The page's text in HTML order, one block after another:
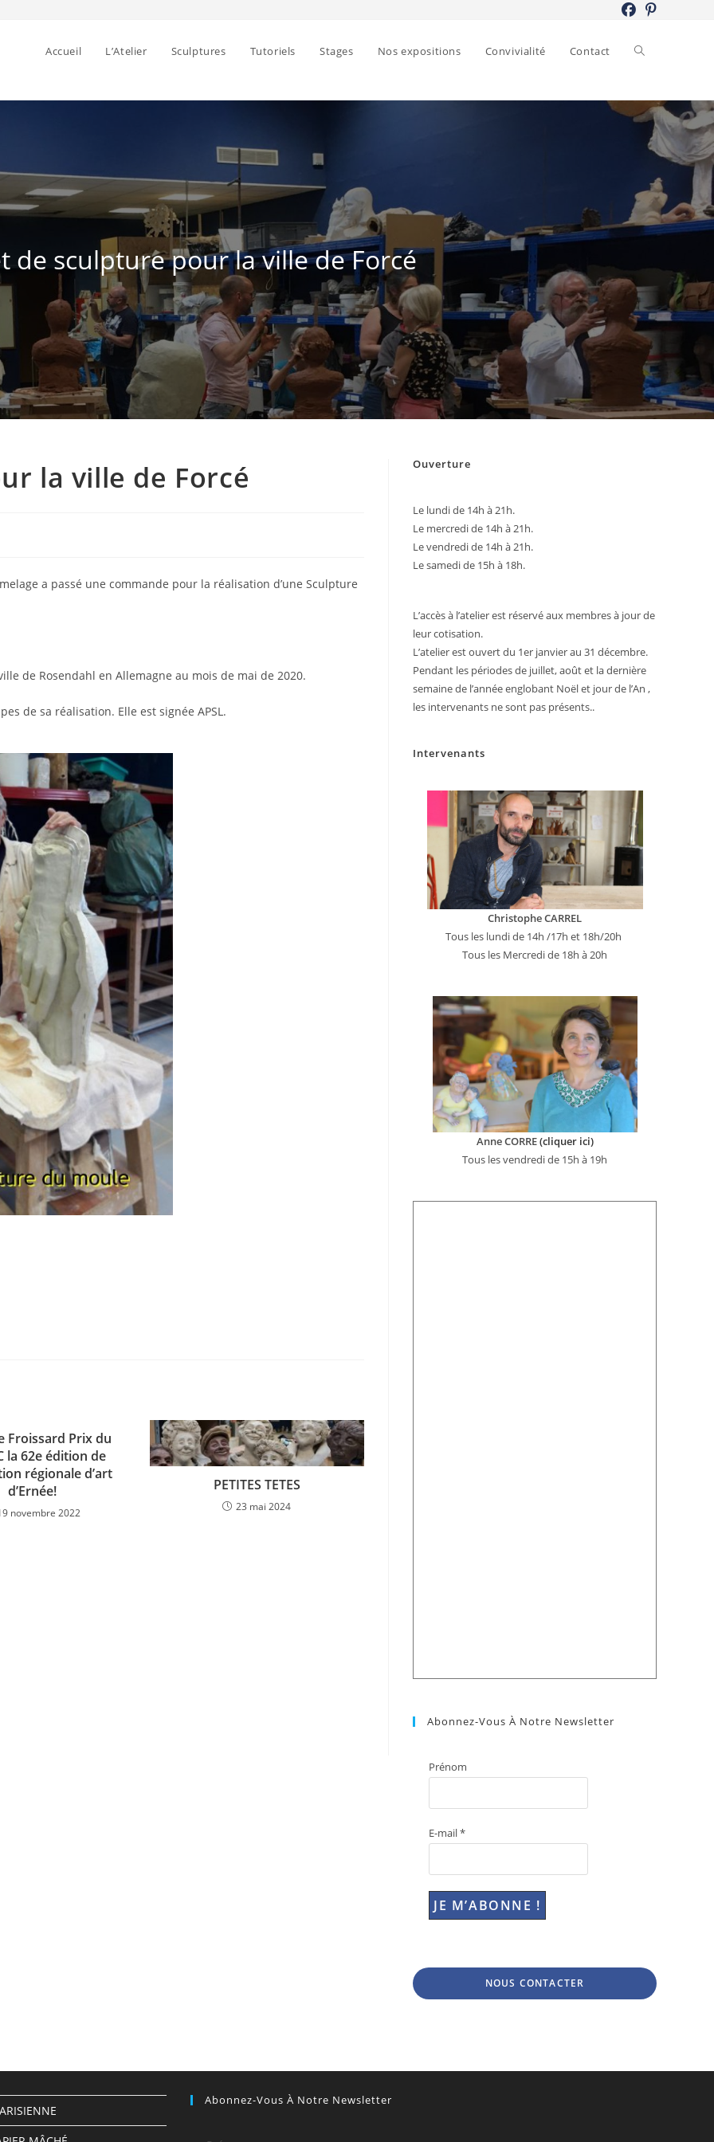
Accueil L’Atelier Sculptures Tutoriels Stages Nos expositions Convivialité Contact Toggle
website
search
de sculpture pour la ville de Forcé
la ville de Forcé
a passé une commande pour la réalisation d’une Sculpture
de Rosendahl en Allemagne au mois de mai de 2020.
de sa réalisation. Elle est signée APSL.
Froissard Prix du
la 62e édition de
régionale d’art
d’Ernée!
novembre 2022
PETITES TETES
23 mai 2024
Ouverture
Le lundi de 14h à 21h.
Le mercredi de 14h à 21h.
Le vendredi de 14h à 21h.
Le samedi de 15h à 18h.
L’accès à l’atelier est réservé aux membres à jour de
leur cotisation.
L’atelier est ouvert du 1er janvier au 31 décembre.
Pendant les périodes de juillet, août et la dernière
semaine de l’année englobant Noël et jour de l’An ,
les intervenants ne sont pas présents..
Intervenants
Christophe CARREL
Tous les lundi de 14h /17h et 18h/20h
Tous les Mercredi de 18h à 20h
Anne CORRE(cliquer ici)
Tous les vendredi de 15h à 19h
Abonnez-Vous À Notre Newsletter
Prénom
E-mail*
NOUS CONTACTER
Abonnez-Vous À Notre Newsletter